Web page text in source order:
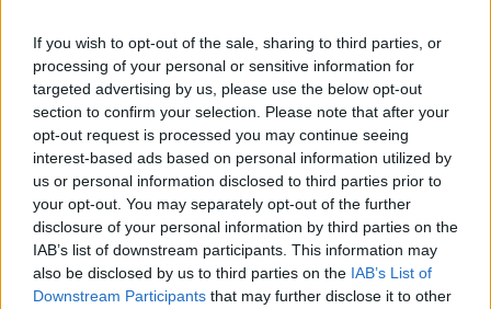
If you wish to opt-out of the sale, sharing to third parties, or
processing of your personal or sensitive information for
targeted advertising by us, please use the below opt-out
section to confirm your selection. Please note that after your
opt-out request is processed you may continue seeing
interest-based ads based on personal information utilized by
us or personal information disclosed to third parties prior to
your opt-out. You may separately opt-out of the further
disclosure of your personal information by third parties on the
IAB’s list of downstream participants. This information may
also be disclosed by us to third parties on the IAB’s List of
Downstream Participants that may further disclose it to other
Anna W Thorbjörnsson –
naket med integritet
Sony RX10 V – ny
superzoom med 24–
600mm & AI-autofokus